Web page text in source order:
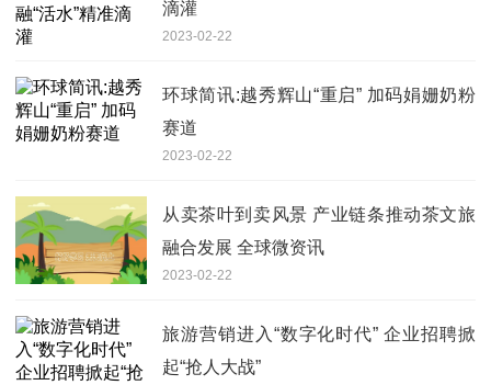
滴灌
2023-02-22
环球简讯:越秀辉山“重启” 加码娟姗奶粉
赛道
2023-02-22
从卖茶叶到卖风景 产业链条推动茶文旅
融合发展 全球微资讯
2023-02-22
旅游营销进入“数字化时代” 企业招聘掀
起“抢人大战”